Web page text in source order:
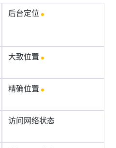
后台定位
大致位置
精确位置
访问网络状态